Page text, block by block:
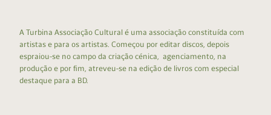
A Turbina Associação Cultural é uma associação constituída com
artistas e para os artistas. Começou por editar discos, depois
espraiou-se no campo da criação cénica, agenciamento, na
produção e por fim, atreveu-se na edição de livros com especial
destaque para a BD.